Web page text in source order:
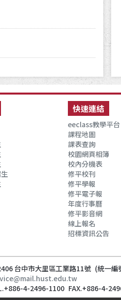
快速連結
eeclass教學平台
課程地圖
課表查詢
校園網頁相簿
校內分機表
修平校刊
修平學報
修平電子報
年度行事曆
修平影音網
線上報名
招標資訊公告
台中市大里區工業路11號 (統一編
4-2496-1100 FAX.+886-4-